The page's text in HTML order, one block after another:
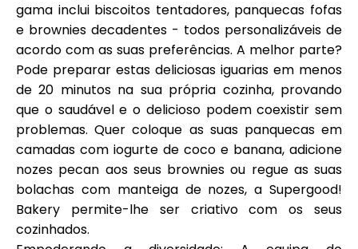
gama inclui biscoitos tentadores, panquecas fofas
e brownies decadentes - todos personalizáveis de
acordo com as suas preferências. A melhor parte?
Pode preparar estas deliciosas iguarias em menos
de 20 minutos na sua própria cozinha, provando
que o saudável e o delicioso podem coexistir sem
problemas. Quer coloque as suas panquecas em
camadas com iogurte de coco e banana, adicione
nozes pecan aos seus brownies ou regue as suas
bolachas com manteiga de nozes, a Supergood!
Bakery permite-lhe ser criativo com os seus
cozinhados.